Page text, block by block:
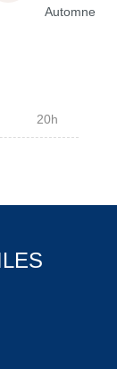
Automne
20h